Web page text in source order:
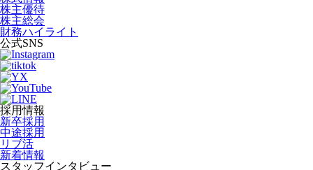
株主優待
株主総会
財務ハイライト
公式SNS
採用情報
新卒採用
中途採用
リブ活
新着情報
スタッフインタビュー